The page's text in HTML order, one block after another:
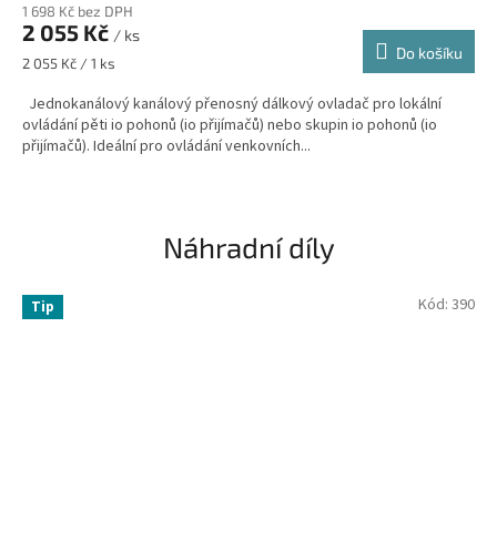
1 698 Kč bez DPH
2 055 Kč / ks
Měrná
2 055 Kč / 1 ks
Do košíku
Jednokanálový kanálový přenosný dálkový ovladač pro lokální
ovládání pěti io pohonů (io přijímačů) nebo skupin io pohonů (io
přijímačů). Ideální pro ovládání venkovních...
Náhradní díly
Tip Kód: 390